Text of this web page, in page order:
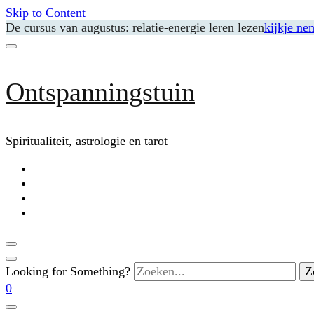
Skip to Content
De cursus van augustus: relatie-energie leren lezenkijkje
Ontspanningstuin
Spiritualiteit, astrologie en tarot
Looking for Something?
0